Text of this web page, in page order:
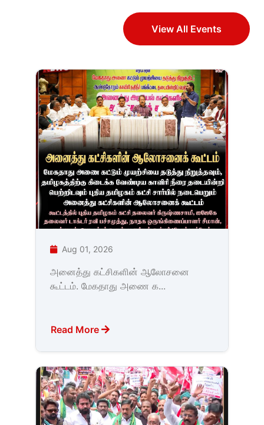
View All Events
Aug 01, 2026
அனைத்து கட்சிகளின் ஆலோசனை
கூட்டம். மேகதாது அணை க...
Read More